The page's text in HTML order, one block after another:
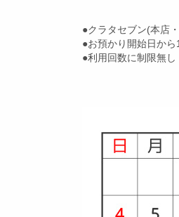
●クラタセブン(本店
●お預かり開始日から
●利用回数に制限無し